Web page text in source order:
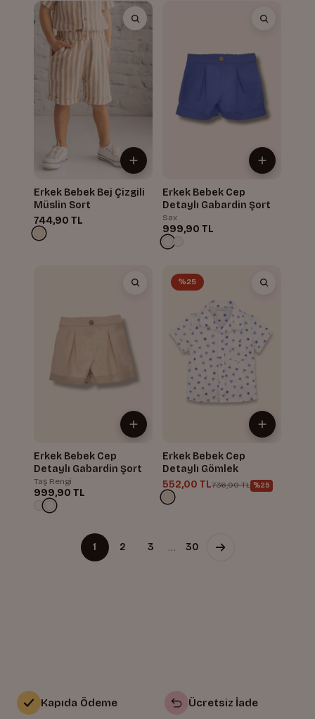
Erkek Bebek Bej Çizgili
Müslin Sort
744,90 TL
Erkek Bebek Cep
Detaylı Gabardin Şort
Sax
999,90 TL
Erkek Bebek Cep
Detaylı Gabardin Şort
Taş Rengi
999,90 TL
%25
Erkek Bebek Cep
Detaylı Gömlek
552,00 TL736,00 TL %25
1 2 3 … 30
Kapıda Ödeme Ücretsiz İade